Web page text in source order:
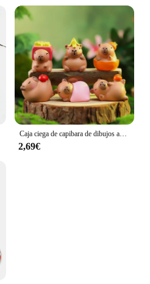
Caja ciega de capibara de dibujos animados, Mini figuras de acción de capibara de simulación, decoración de escritorio de coche, regalos de cumpleaños y Navidad para niños
2,69€